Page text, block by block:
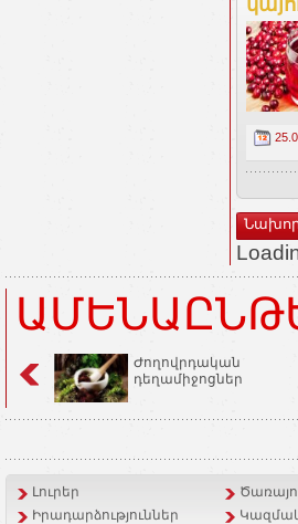
Ժողովրդական
դեղամիջոցներ
Լուրեր
Իրադարձություններ